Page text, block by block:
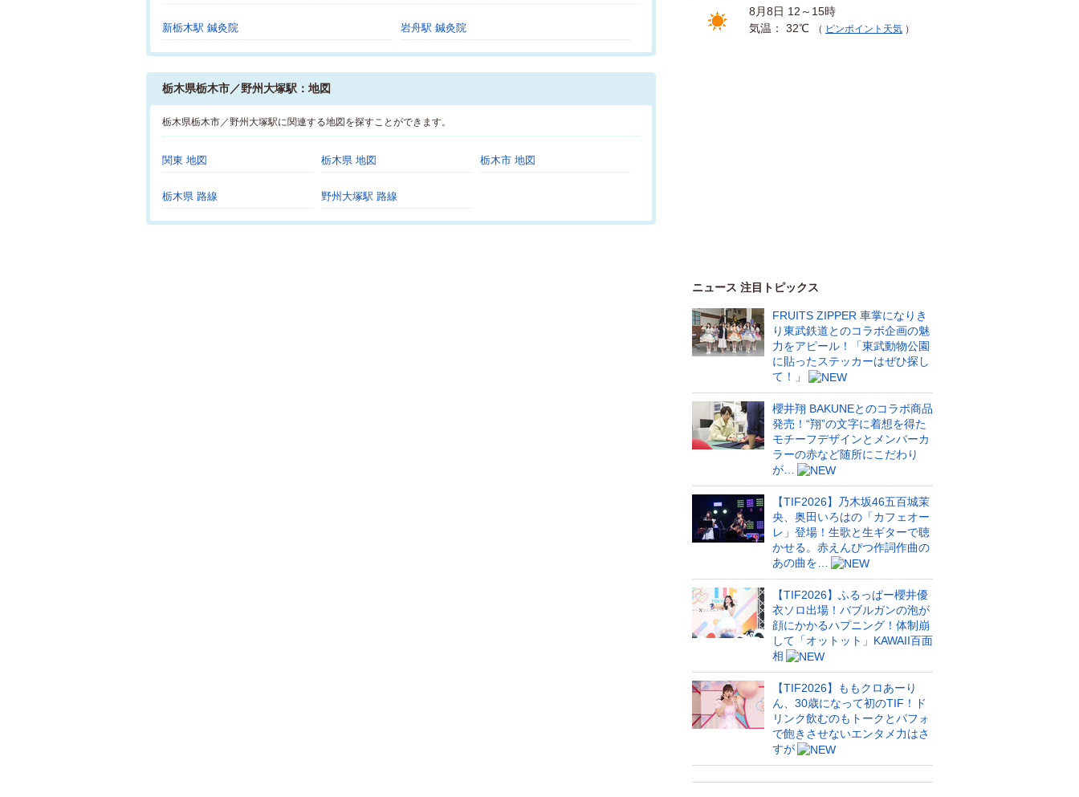
新栃木駅 鍼灸院 岩舟駅 鍼灸院
栃木県栃木市／野州大塚駅：地図
栃木県栃木市／野州大塚駅に関連する地図を探すことができます。
関東 地図 栃木県 地図 栃木市 地図
栃木県 路線 野州大塚駅 路線
8月8日 12～15時
気温： 32℃
（ ピンポイント天気 ）
ニュース 注目トピックス
FRUITS ZIPPER 車掌になりき
り東武鉄道とのコラボ企画の魅
力をアピール！「東武動物公園
に貼ったステッカーはぜひ探し
て！」
櫻井翔 BAKUNEとのコラボ商品
発売！“翔”の文字に着想を得た
モチーフデザインとメンバーカ
ラーの赤など随所にこだわり
が…
【TIF2026】乃木坂46五百城茉
央、奥田いろはの「カフェオー
レ」登場！生歌と生ギターで聴
かせる。赤えんぴつ作詞作曲の
あの曲を…
【TIF2026】ふるっぱー櫻井優
衣ソロ出場！バブルガンの泡が
顔にかかるハプニング！体制崩
して「オットット」KAWAII百面
相
【TIF2026】ももクロあーり
ん、30歳になって初のTIF！ド
リンク飲むのもトークとパフォ
で飽きさせないエンタメ力はさ
すが